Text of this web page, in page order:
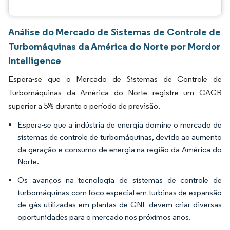
Análise do Mercado de Sistemas de Controle de
Turbomáquinas da América do Norte por Mordor
Intelligence
Espera-se que o Mercado de Sistemas de Controle de
Turbomáquinas da América do Norte registre um CAGR
superior a 5% durante o período de previsão.
Espera-se que a indústria de energia domine o mercado de
sistemas de controle de turbomáquinas, devido ao aumento
da geração e consumo de energia na região da América do
Norte.
Os avanços na tecnologia de sistemas de controle de
turbomáquinas com foco especial em turbinas de expansão
de gás utilizadas em plantas de GNL devem criar diversas
oportunidades para o mercado nos próximos anos.